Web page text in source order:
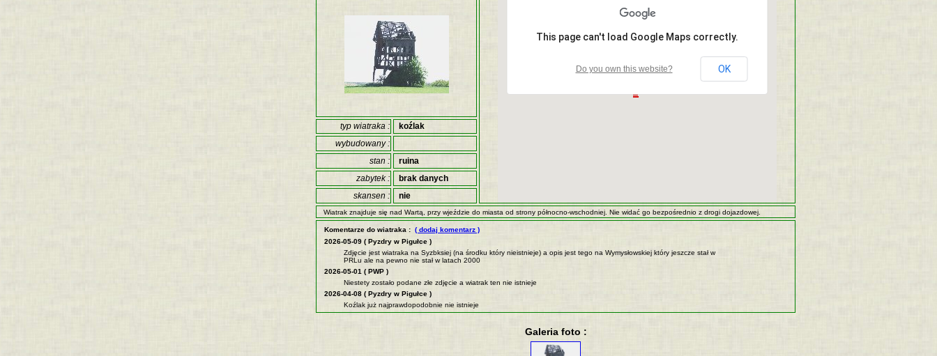
This page can't load Google Maps correctly.
Do you own this website? OK
typ wiatraka :
koźlak
wybudowany :
stan :
ruina
zabytek :
brak danych
skansen :
nie
Wiatrak znajduje się nad Wartą, przy wjeździe do miasta od strony północno-wschodniej. Nie widać go bezpośrednio z drogi dojazdowej.
Komentarze do wiatraka : ( dodaj komentarz )
2026-05-09 ( Pyzdry w Pigułce )
Zdjęcie jest wiatraka na Syzbksiej (na środku który nieistnieje) a opis jest tego na Wymysłowskiej który jeszcze stał w
PRLu ale na pewno nie stał w latach 2000
2026-05-01 ( PWP )
Niestety zostało podane złe zdjęcie a wiatrak ten nie istnieje
2026-04-08 ( Pyzdry w Pigułce )
Koźlak już najprawdopodobnie nie istnieje
Galeria foto :